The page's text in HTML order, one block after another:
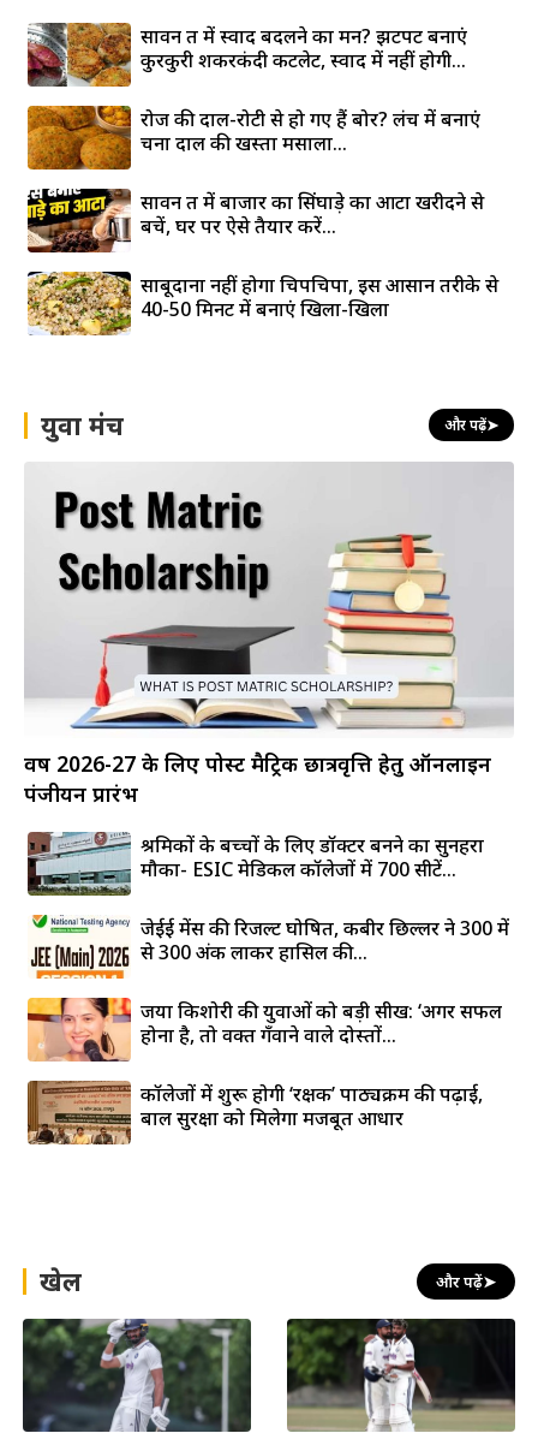
सावन व्रत में स्वाद बदलने का मन? झटपट बनाएं
कुरकुरी शकरकंदी कटलेट, स्वाद में नहीं होगी...
रोज की दाल-रोटी से हो गए हैं बोर? लंच में बनाएं
चना दाल की खस्ता मसाला...
सावन व्रत में बाजार का सिंघाड़े का आटा खरीदने से
बचें, घर पर ऐसे तैयार करें...
साबूदाना नहीं होगा चिपचिपा, इस आसान तरीके से
40-50 मिनट में बनाएं खिला-खिला
युवा मंच और पढ़ें➤
वर्ष 2026-27 के लिए पोस्ट मैट्रिक छात्रवृत्ति हेतु ऑनलाइन
पंजीयन प्रारंभ
श्रमिकों के बच्चों के लिए डॉक्टर बनने का सुनहरा
मौका- ESIC मेडिकल कॉलेजों में 700 सीटें...
जेईई मेंस की रिजल्ट घोषित, कबीर छिल्लर ने 300 में
से 300 अंक लाकर हासिल की...
जया किशोरी की युवाओं को बड़ी सीख: ‘अगर सफल
होना है, तो वक्त गँवाने वाले दोस्तों...
कॉलेजों में शुरू होगी ‘रक्षक’ पाठ्यक्रम की पढ़ाई,
बाल सुरक्षा को मिलेगा मजबूत आधार
खेल और पढ़ें➤